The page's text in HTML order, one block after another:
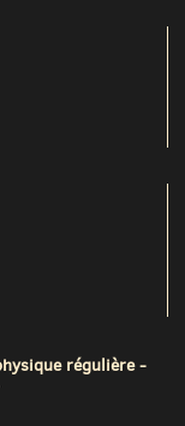
régulière -